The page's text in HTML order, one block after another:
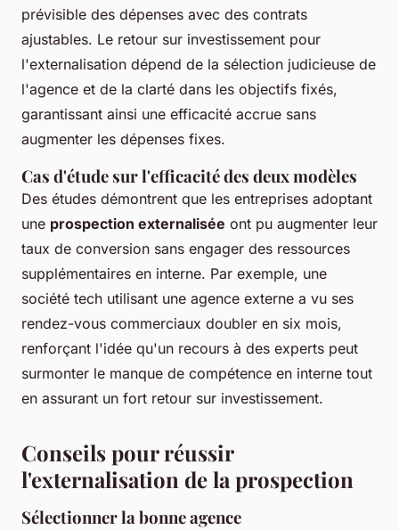
prévisible des dépenses avec des contrats
ajustables. Le retour sur investissement pour
l'externalisation dépend de la sélection judicieuse de
l'agence et de la clarté dans les objectifs fixés,
garantissant ainsi une efficacité accrue sans
augmenter les dépenses fixes.
Cas d'étude sur l'efficacité des deux modèles
Des études démontrent que les entreprises adoptant
une prospection externalisée ont pu augmenter leur
taux de conversion sans engager des ressources
supplémentaires en interne. Par exemple, une
société tech utilisant une agence externe a vu ses
rendez-vous commerciaux doubler en six mois,
renforçant l'idée qu'un recours à des experts peut
surmonter le manque de compétence en interne tout
en assurant un fort retour sur investissement.
Conseils pour réussir
l'externalisation de la prospection
Sélectionner la bonne agence